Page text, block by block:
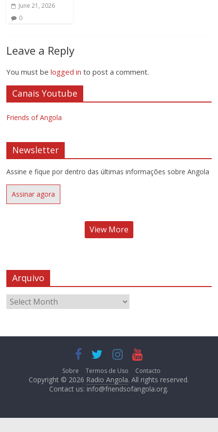
June 21, 2026
0
Leave a Reply
You must belogged in to post a comment.
Canais Youtube
Friends of Angola
Newsletter
Assine e fique por dentro das últimas informações sobre Angola
Assinar agora
View More
Arquivo
Sobre Termos de Uso Contacto
Copyright © 2026 Radio Angola. All rights reserved.
Contact us: info@friendsofangola.org.